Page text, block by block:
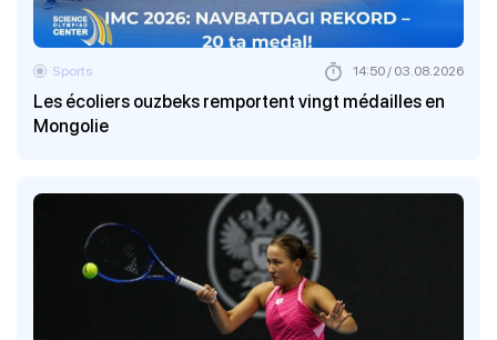
Les écoliers ouzbeks remportent vingt médailles en
Mongolie
Sports 14:50 / 03.08.2026